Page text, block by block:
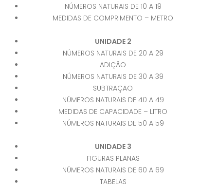
NÚMEROS NATURAIS DE 10 A 19
MEDIDAS DE COMPRIMENTO – METRO
UNIDADE 2
NÚMEROS NATURAIS DE 20 A 29
ADIÇÃO
NÚMEROS NATURAIS DE 30 A 39
SUBTRAÇÃO
NÚMEROS NATURAIS DE 40 A 49
MEDIDAS DE CAPACIDADE – LITRO
NÚMEROS NATURAIS DE 50 A 59
UNIDADE 3
FIGURAS PLANAS
NÚMEROS NATURAIS DE 60 A 69
TABELAS